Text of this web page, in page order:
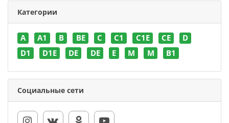
Категории
A A1 B BE C C1 C1E CE
D
D1
D1E DE DE E M M В1
Социальные сети